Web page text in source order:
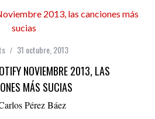
31 octubre, 2013
NOVIEMBRE 2013, LAS
MÁS SUCIAS
Pérez Báez